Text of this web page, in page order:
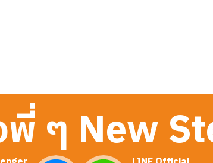
ๆ New